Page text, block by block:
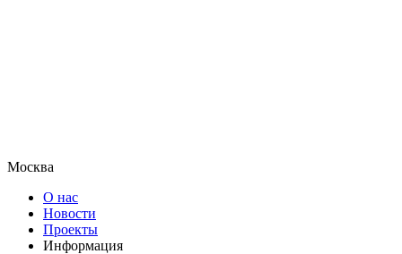
Москва
О нас
Новости
Проекты
Информация